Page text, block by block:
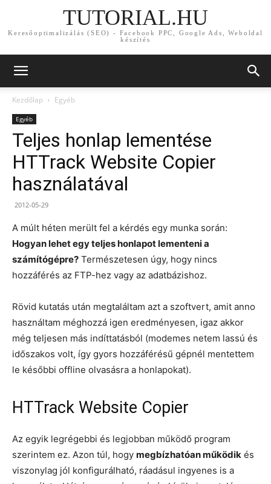
TUTORIAL.HU
Keresőoptimalizálás (SEO) - Facebook PPC, Google Ads, Weboldal
készítés
Kezdőlap Egyéb
Egyéb
Teljes honlap lementése
HTTrack Website Copier
használatával
2012-05-29
A múlt héten merült fel a kérdés egy munka során:
Hogyan lehet egy teljes honlapot lementeni a
számítógépre? Természetesen úgy, hogy nincs
hozzáférés az FTP-hez vagy az adatbázishoz.
Rövid kutatás után megtaláltam azt a szoftvert, amit anno
használtam méghozzá igen eredményesen, igaz akkor
még teljesen más indíttatásból (modemes netem lassú és
időszakos volt, így gyors hozzáférésű gépnél mentettem
le későbbi offline olvasásra a honlapokat).
HTTrack Website Copier
Az egyik legrégebbi és legjobban működő program
szerintem ez. Azon túl, hogy megbízhatóan működik és
viszonylag jól konfigurálható, ráadásul ingyenes is a